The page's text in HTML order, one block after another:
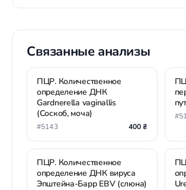
Связанные анализы
ПЦР. Количественное
определение ДНК
Gardnerella vaginallis
(Соскоб, моча)
#5143 400 ₴
ПЦР. Количественное
определение ДНК вируса
Эпштейна-Барр EBV (слюна)